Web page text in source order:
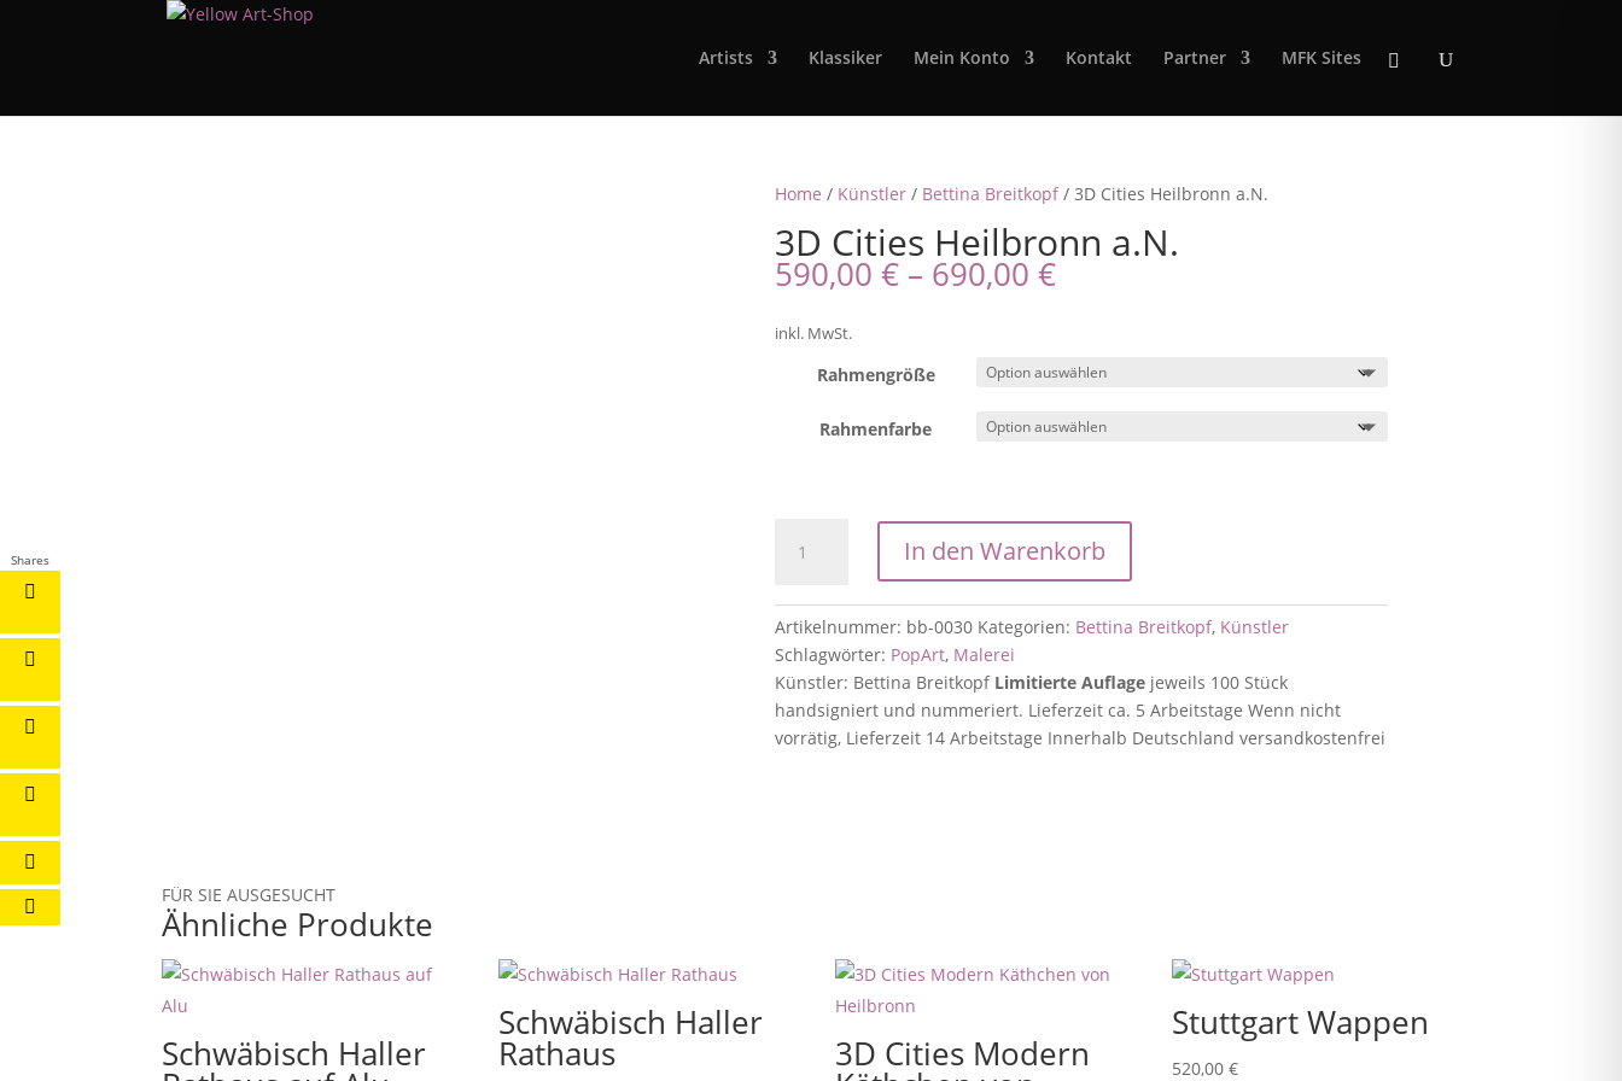
Artists Klassiker Mein Konto Kontakt Partner MFK Sites
Home / Künstler / Bettina Breitkopf/ 3D Cities Heilbronn a.N.
3D Cities Heilbronn a.N.
590,00€ – 690,00€
inkl. MwSt.
Rahmengröße
Rahmenfarbe
Cities
In den Warenkorb
Artikelnummer: bb-0030 Kategorien: Bettina Breitkopf, Künstler
Schlagwörter: PopArt, Malerei
Künstler: Bettina Breitkopf Limitierte Auflage jeweils 100 Stück
handsigniert und nummeriert. Lieferzeit ca. 5 Arbeitstage Wenn nicht
vorrätig, Lieferzeit 14 Arbeitstage Innerhalb Deutschland versandkostenfrei
FÜR SIE AUSGESUCHT
Ähnliche Produkte
Schwäbisch Haller
Schwäbisch Haller
Rathaus 3D Cities Modern
Stuttgart Wappen
520,00€
Shares